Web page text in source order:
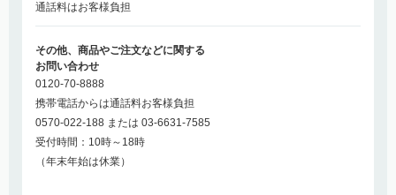
通話料はお客様負担
その他、商品やご注文などに関する
お問い合わせ
0120-70-8888
携帯電話からは通話料お客様負担
0570-022-188 または 03-6631-7585
受付時間：10時～18時
（年末年始は休業）